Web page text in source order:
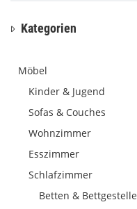
Kategorien
Möbel
Kinder & Jugend
Sofas & Couches
Wohnzimmer
Esszimmer
Schlafzimmer
Betten & Bettgestelle